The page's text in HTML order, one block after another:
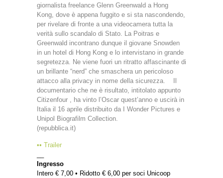
giornalista freelance Glenn Greenwald a Hong
Kong, dove è appena fuggito e si sta nascondendo,
per rivelare di fronte a una videocamera tutta la
verità sullo scandalo di Stato. La Poitras e
Greenwald incontrano dunque il giovane Snowden
in un hotel di Hong Kong e lo intervistano in grande
segretezza. Ne viene fuori un ritratto affascinante di
un brillante “nerd” che smaschera un pericoloso
attacco alla privacy in nome della sicurezza. Il
documentario che ne è risultato, intitolato appunto
Citizenfour , ha vinto l’Oscar quest’anno e uscirà in
Italia il 16 aprile distribuito da I Wonder Pictures e
Unipol Biografilm Collection.
(repubblica.it)
•• Trailer
Ingresso
Intero € 7,00 • Ridotto € 6,00 per soci Unicoop